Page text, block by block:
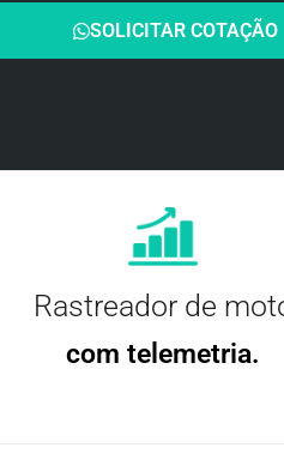
SOLICITAR COTAÇÃO
Rastreador de
com telemetria.